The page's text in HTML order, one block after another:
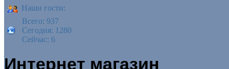
Наши гости:
Всего: 937
Сегодня: 1280
Сейчас: 6
Интернет магазин